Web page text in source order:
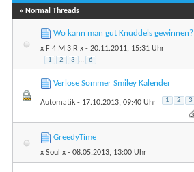
» Normal Threads
Wo kann man gut Knuddels gewinnen?
x F 4 M 3 R x - 20.11.2011, 15:31 Uhr
1 2 3 ... 6
Verlose Sommer Smiley Kalender
Automatik - 17.10.2013, 09:40 Uhr 1 2 3
GreedyTime
x Soul x - 08.05.2013, 13:00 Uhr